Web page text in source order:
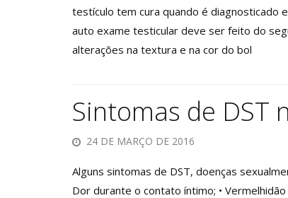
testículo tem cura quando é diagnosticado
auto exame testicular deve ser feito do
alterações na textura e na cor do bol
Sintomas de DST
24 DE MARÇO DE 2016
Alguns sintomas de DST, doenças
Dor durante o contato íntimo; •